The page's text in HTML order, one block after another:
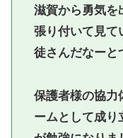
滋賀から勇気を
張り付いて見て
徒さんだなーと
保護者様の協力
ームとして成り